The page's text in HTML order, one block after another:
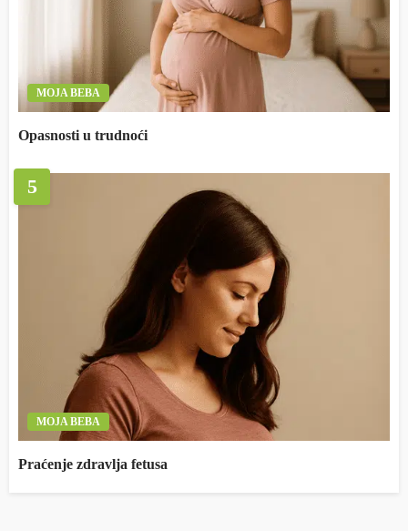
MOJA BEBA
Opasnosti u trudnoći
5
MOJA BEBA
Praćenje zdravlja fetusa